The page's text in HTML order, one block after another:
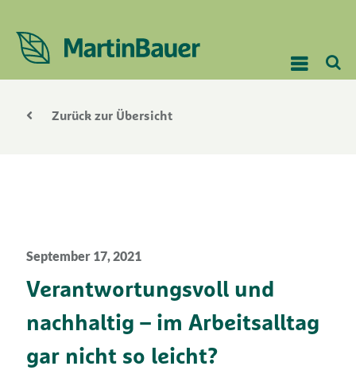
Zurück zur Übersicht
September 17, 2021
Verantwortungsvoll und
nachhaltig – im Arbeitsalltag
gar nicht so leicht?